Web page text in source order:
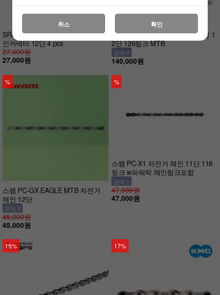
SRAM 스램 파워락 이글 T타입 체
인커넥터 12단 4 pcs
27,000원
27,000원
SRAM 스램 PC XX1 EAGLE 체인 1
2단 126링크 MTB
판매 3
140,000원
%
스램 PC-GX EAGLE MTB 자전거
체인 12단
판매 3
45,000원
45,000원
%
스램 PC-X1 자전거 체인 11단 118
링크 w파워락 체인링크포함
판매 1
47,000원
47,000원
15% 17%
취소 확인